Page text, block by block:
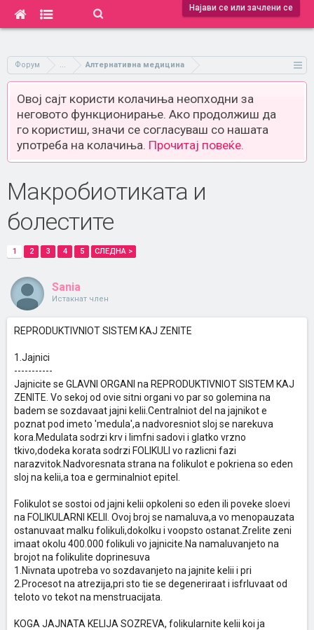
Најави се или зачлени се
Форум ... Алтернативна медицина
Овој сајт користи колачиња неопходни за
неговото функционирање. Ако продолжиш да
го користиш, значи се согласуваш со нашата
употреба на колачиња. Прочитај повеќе.
Макробиотиката и
болестите
1 2 3 4 5 СЛЕДНА >
Sania
Истакнат член
REPRODUKTIVNIOT SISTEM KAJ ZENITE
1.Jajnici
-----------
Jajnicite se GLAVNI ORGANI na REPRODUKTIVNIOT SISTEM KAJ
ZENITE. Vo sekoj od ovie sitni organi vo par so golemina na
badem se sozdavaat jajni kelii.Centralniot del na jajnikot e
poznat pod imeto 'medula',a nadvoresniot sloj se narekuva
kora.Medulata sodrzi krv i limfni sadovi i glatko vrzno
tkivo,dodeka korata sodrzi FOLIKULI vo razlicni fazi
narazvitok.Nadvoresnata strana na folikulot e pokriena so eden
sloj na kelii,a toa e germinalniot epitel.
Folikulot se sostoi od jajni kelii opkoleni so eden ili poveke sloevi
na FOLIKULARNI KELII. Ovoj broj se namaluva,a vo menopauzata
ostanuvaat malku folikuli,dokolku i voopsto ostanat.Zrelite zeni
imaat okolu 400.000 folikuli vo jajnicite.Na namaluvanjeto na
brojot na folikulite doprinesuva
1.Nivnata upotreba vo sozdavanjeto na jajnite kelii i pri
2.Procesot na atrezija,pri sto tie se degeneriraat i isfrluvaat od
teloto vo tekot na menstruacijata.
KOGA JAJNATA KELIJA SOZREVA, folikularnite kelii koi ja